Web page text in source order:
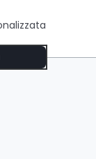
Da Sapere